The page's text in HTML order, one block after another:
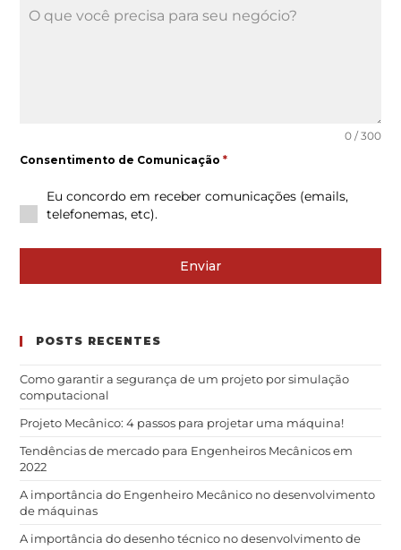
0 / 300
Consentimento de Comunicação*
Eu concordo em receber comunicações (emails,
telefonemas, etc).
Enviar
POSTS RECENTES
Como garantir a segurança de um projeto por simulação
computacional
Projeto Mecânico: 4 passos para projetar uma máquina!
Tendências de mercado para Engenheiros Mecânicos em
2022
A importância do Engenheiro Mecânico no desenvolvimento
de máquinas
A importância do desenho técnico no desenvolvimento de